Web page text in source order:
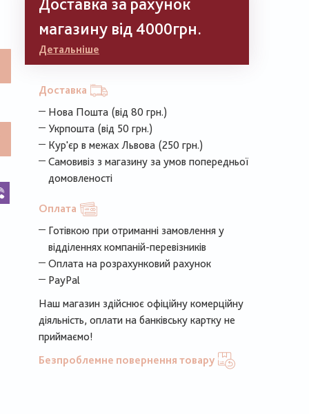
магазину від 4000грн.
Детальніше
Доставка
Нова Пошта (від 80 грн.)
Укрпошта (від 50 грн.)
Кур'єр в межах Львова (250 грн.)
Самовивіз з магазину за умов попередньої
домовленості
Оплата
Готівкою при отриманні замовлення у
відділеннях компаній-перевізників
Оплата на розрахунковий рахунок
PayPal
Наш магазин здійснює офіційну комерційну
діяльність, оплати на банківську картку не
приймаємо!
Безпроблемне повернення товару